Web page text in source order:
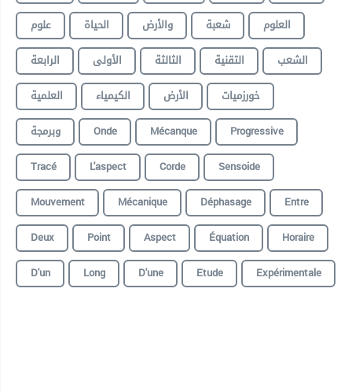
علوم
الحياة والأرض شعبة
العلوم
الرابعة
الأولى الثالثة التقنية
الشعب
العلمية
الكيمياء الأرض
خورزميات
وبرمجة
Onde Mécanque
Progressive
Tracé
L'aspect Corde
Sensoide
Mouvement
Mécanique Déphasage
Entre
Deux
Point Aspect Équation
Horaire
D'un
Long D'une Etude Expérimentale